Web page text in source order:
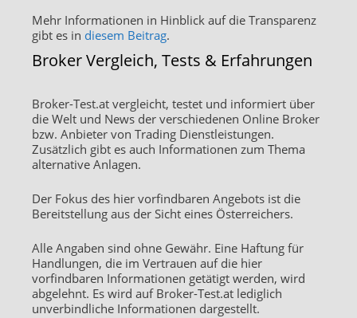
Mehr Informationen in Hinblick auf die Transparenz
gibt es in diesem Beitrag.
Broker Vergleich, Tests & Erfahrungen
Broker-Test.at vergleicht, testet und informiert über
die Welt und News der verschiedenen Online Broker
bzw. Anbieter von Trading Dienstleistungen.
Zusätzlich gibt es auch Informationen zum Thema
alternative Anlagen.
Der Fokus des hier vorfindbaren Angebots ist die
Bereitstellung aus der Sicht eines Österreichers.
Alle Angaben sind ohne Gewähr. Eine Haftung für
Handlungen, die im Vertrauen auf die hier
vorfindbaren Informationen getätigt werden, wird
abgelehnt. Es wird auf Broker-Test.at lediglich
unverbindliche Informationen dargestellt.